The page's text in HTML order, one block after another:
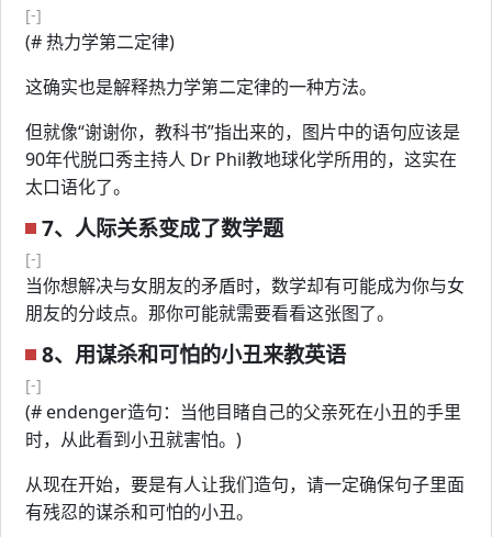
[-]
(# 热力学第二定律)
这确实也是解释热力学第二定律的一种方法。
但就像“谢谢你，教科书”指出来的，图片中的语句应该是
90年代脱口秀主持人 Dr Phil教地球化学所用的，这实在
太口语化了。
7、人际关系变成了数学题
[-]
当你想解决与女朋友的矛盾时，数学却有可能成为你与女
朋友的分歧点。那你可能就需要看看这张图了。
8、用谋杀和可怕的小丑来教英语
[-]
(# endenger造句：当他目睹自己的父亲死在小丑的手里
时，从此看到小丑就害怕。)
从现在开始，要是有人让我们造句，请一定确保句子里面
有残忍的谋杀和可怕的小丑。